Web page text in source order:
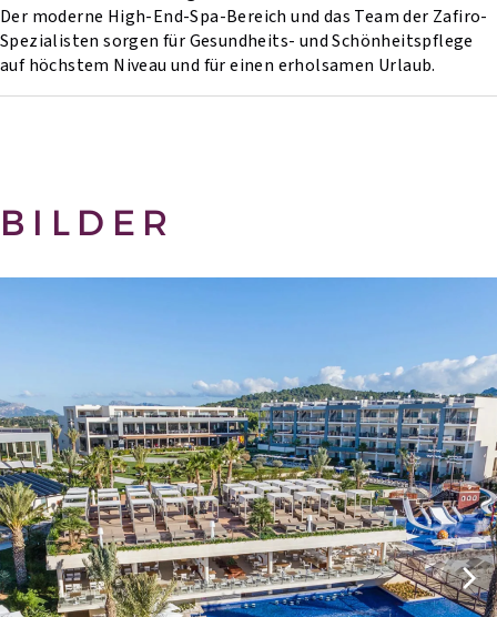
Der moderne High-End-Spa-Bereich und das Team der Zafiro-
Spezialisten sorgen für Gesundheits- und Schönheitspflege
auf höchstem Niveau und für einen erholsamen Urlaub.
BILDER